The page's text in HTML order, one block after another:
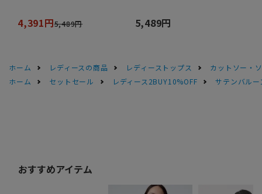
4,391円5,489円 5,489円
ホーム レディースの商品 レディーストップス
カットソー・
ホーム
セットセール レディース2BUY10%OFF サテンバル